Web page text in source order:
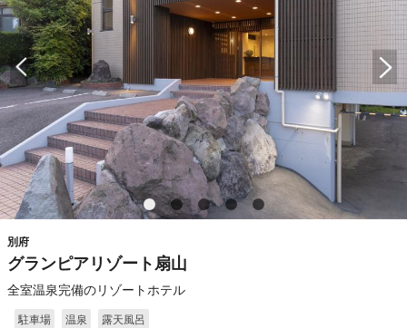
別府
グランピアリゾート扇山
全室温泉完備のリゾートホテル
駐車場 温泉 露天風呂